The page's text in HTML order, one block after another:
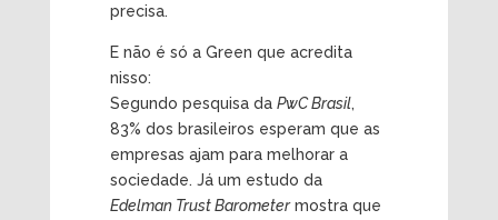
precisa.
E não é só a Green que acredita
nisso:
Segundo pesquisa da PwC Brasil,
83% dos brasileiros esperam que as
empresas ajam para melhorar a
sociedade. Já um estudo da
Edelman Trust Barometermostra que